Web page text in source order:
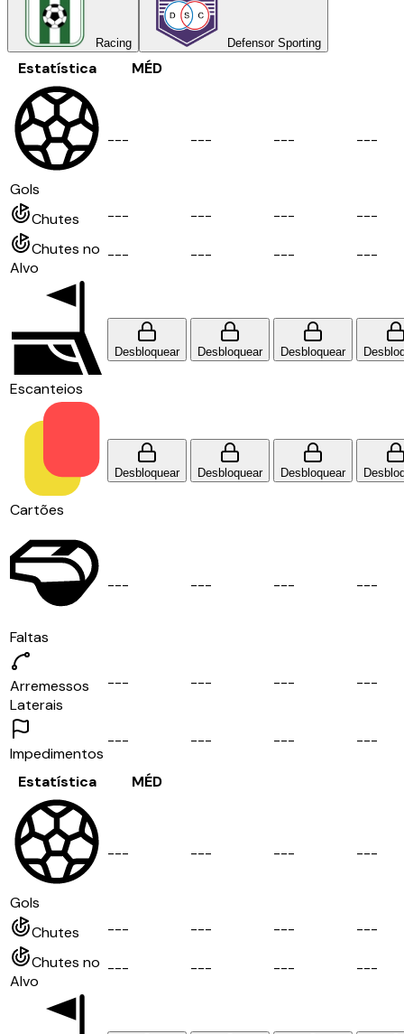
Racing Defensor Sporting
Estatística MÉD
Gols
--- --- --- ---
Chutes --- --- --- ---
Chutes no
Alvo
--- --- --- ---
Escanteios
Desbloquear Desbloquear Desbloquear
Cartões
Desbloquear Desbloquear Desbloquear
Faltas
--- --- --- ---
Arremessos
Laterais
--- --- --- ---
Impedimentos
--- --- --- ---
Estatística MÉD
Gols
--- --- --- ---
Chutes --- --- --- ---
Chutes no
Alvo
--- --- --- ---